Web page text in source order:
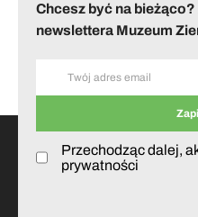
Chcesz być na
newslettera Muzeum
Przechodząc dalej,
prywatności